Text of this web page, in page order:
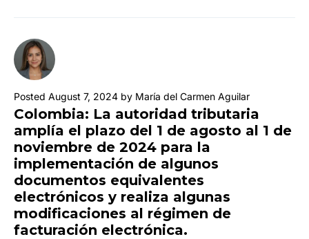
Posted August 7, 2024 by María del Carmen Aguilar
Colombia: La autoridad tributaria
amplía el plazo del 1 de agosto al 1 de
noviembre de 2024 para la
implementación de algunos
documentos equivalentes
electrónicos y realiza algunas
modificaciones al régimen de
facturación electrónica.